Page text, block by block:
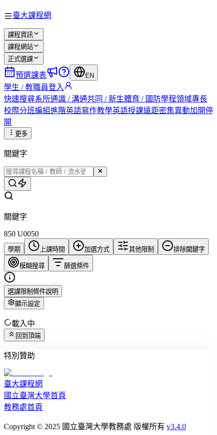
臺大課程網
課程資訊
課程網站
正式選課
預選課表 EN
學生 / 教職員登入
快速搜尋系所通識 / 溝通共同 / 新生體育 / 國防學程領域專長
校際分班編組進階英語寫作教學英語授課遠距密集異動加開停
開
更多
關鍵字
關鍵字
850 U0050
學期 上課時間 加選方式 其他限制 排除關鍵字
模糊搜尋 篩選條件
選課限制條件說明
顯示設定
載入中
回到頂端
特別贊助
臺大課程網
國立臺灣大學首頁
教務處首頁
Copyright © 2025 國立臺灣大學教務處 版權所有 v3.4.0